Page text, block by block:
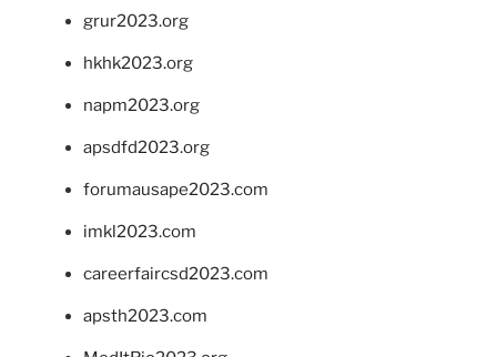
grur2023.org
hkhk2023.org
napm2023.org
apsdfd2023.org
forumausape2023.com
imkl2023.com
careerfaircsd2023.com
apsth2023.com